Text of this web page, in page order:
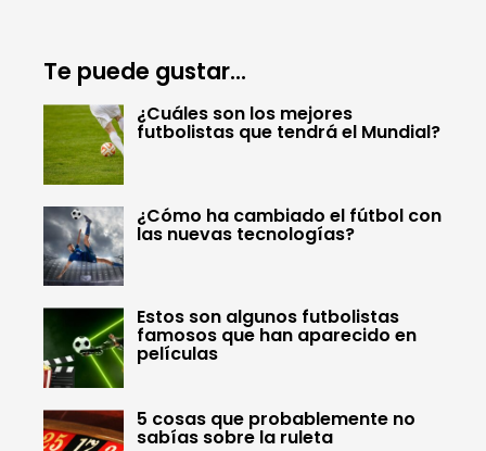
Te puede gustar...
¿Cuáles son los mejores
futbolistas que tendrá el Mundial?
¿Cómo ha cambiado el fútbol con
las nuevas tecnologías?
Estos son algunos futbolistas
famosos que han aparecido en
películas
5 cosas que probablemente no
sabías sobre la ruleta